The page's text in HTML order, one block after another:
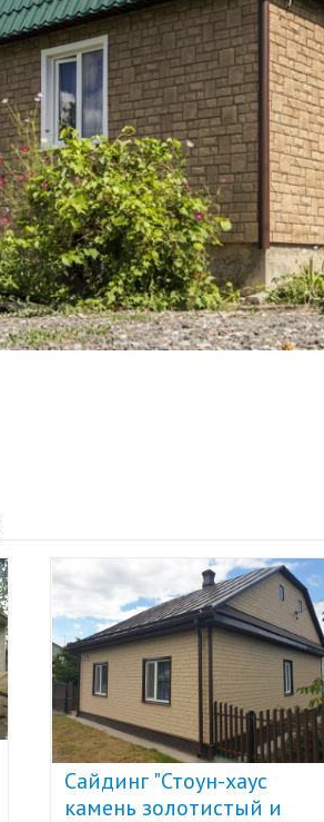
Сайдинг "Стоун-хаус
камень золотистый и